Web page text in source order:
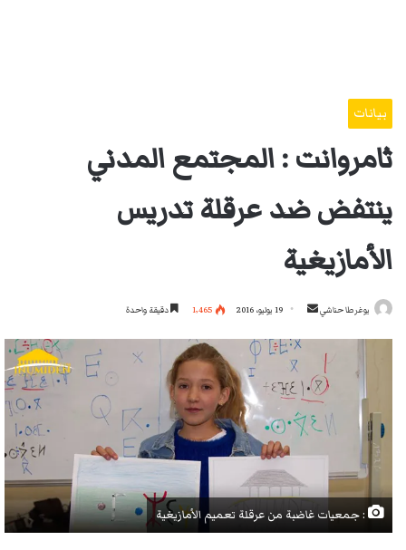
بيانات
ثامروانت : المجتمع المدني
ينتفض ضد عرقلة تدريس
الأمازيغية
يوغرطا حناشي
أرسل
إلكترونيا
19 يوليو، 2016 1٬465 دقيقة واحدة
: جمعيات غاضبة من عرقلة تعميم الأمازيغية